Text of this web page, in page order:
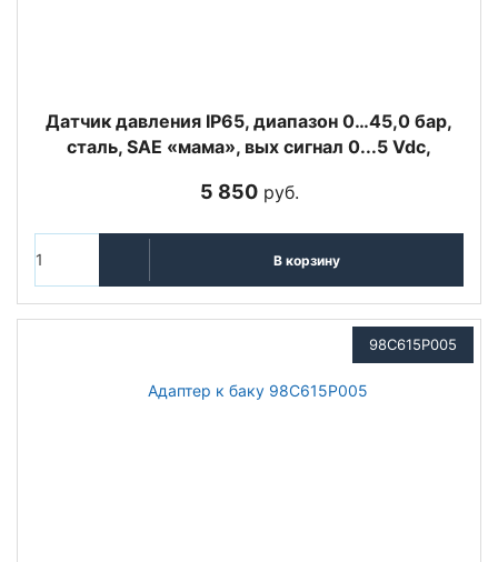
Датчик давления IP65, диапазон 0…45,0 бар,
сталь, SAE «мама», вых сигнал 0...5 Vdc,
5 850руб.
В корзину
98C615P005